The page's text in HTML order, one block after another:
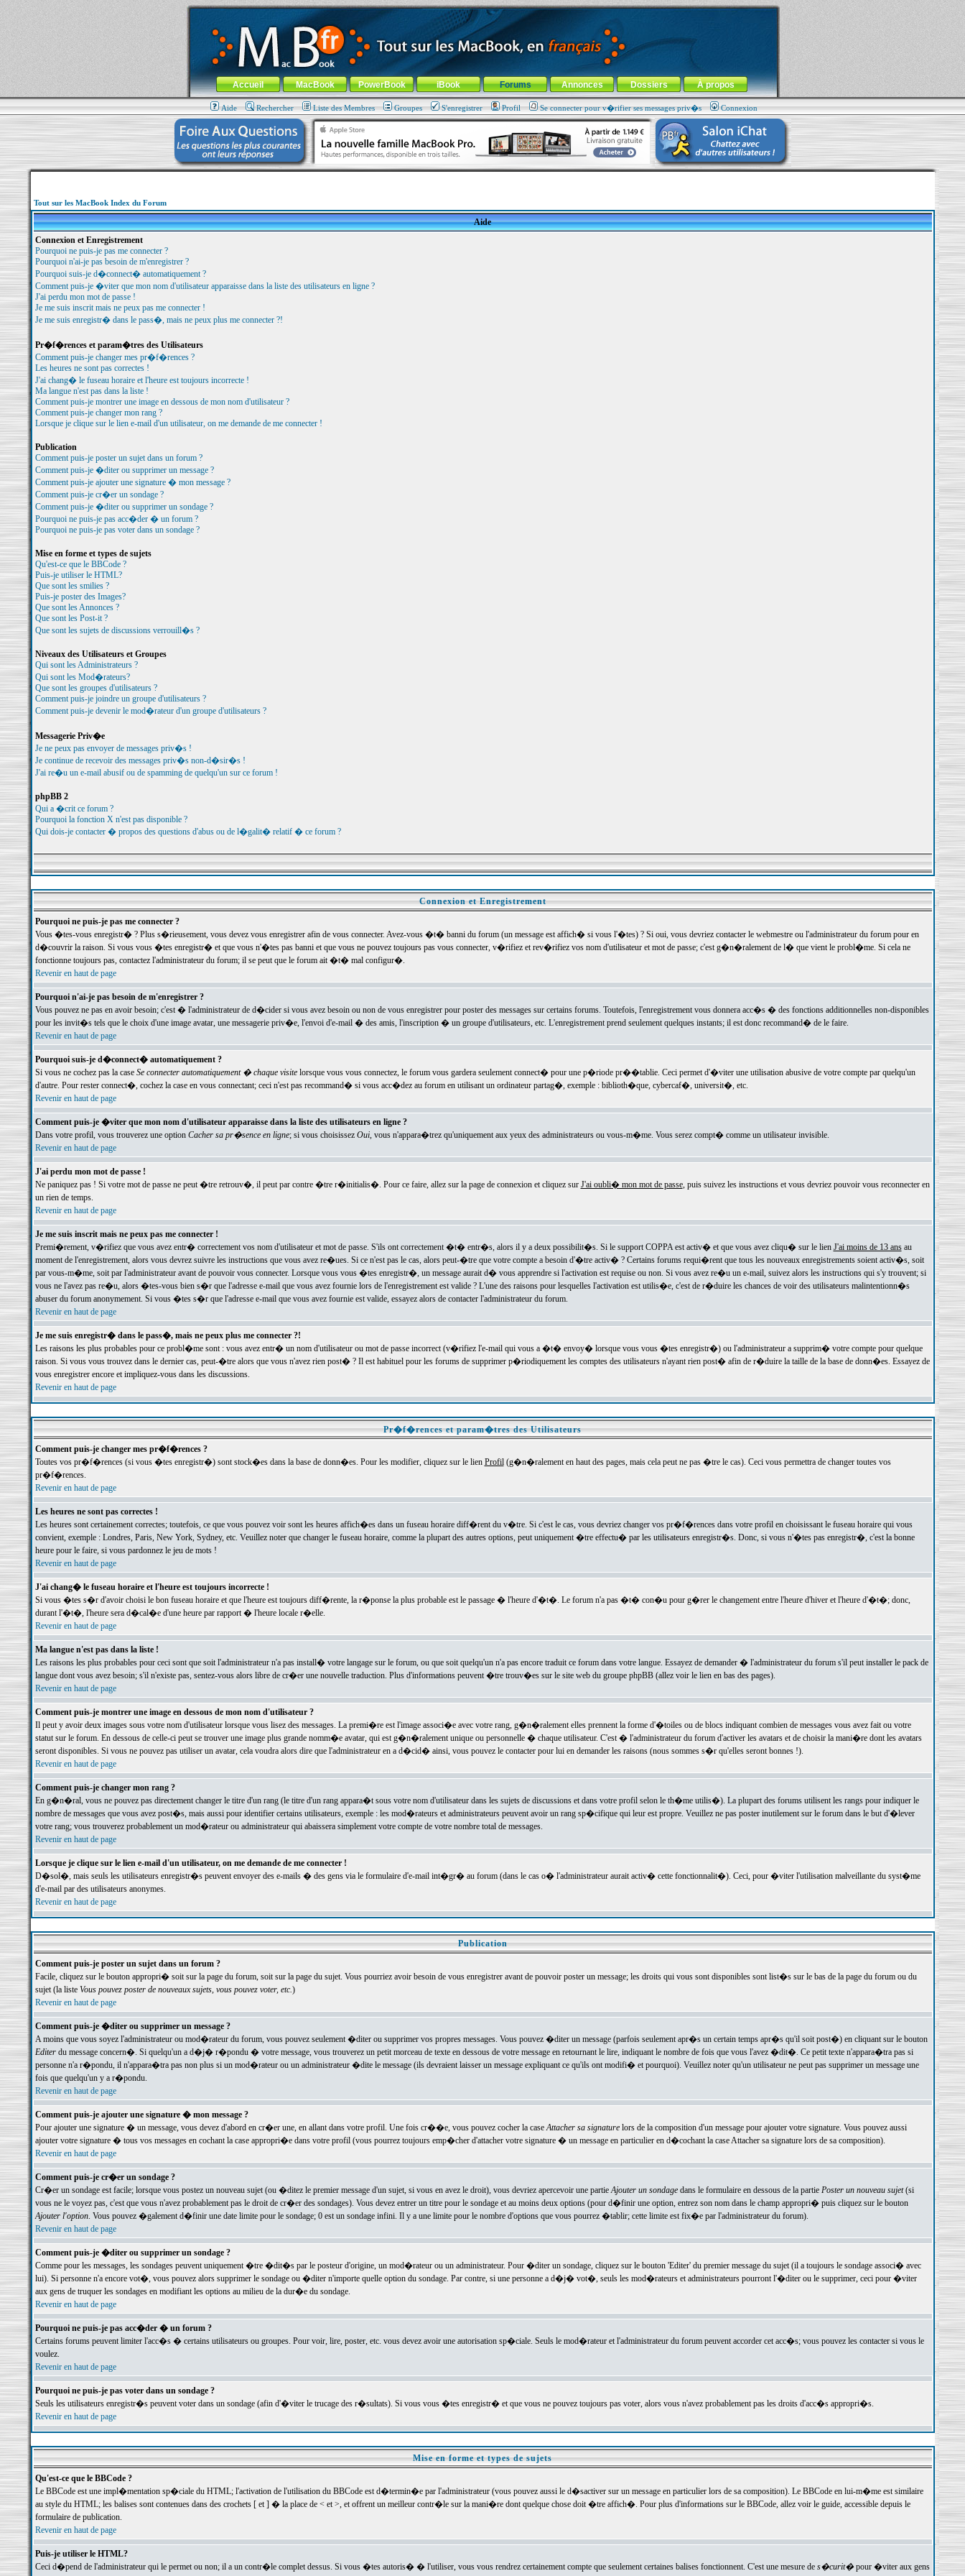
MacBook-fr.com : 100% Apple... 100% nomade !
Aller au contenu-Aller au menu général-Aller au menu de la rubrique
Menu général
Accueil MacBook PowerBook iBook Forums Annonces Dossiers À propos
Aide Rechercher Liste des Membres Groupes S'enregistrer Profil Se connecter pour v�rifier ses messages priv�s Connexion
Tout sur les MacBook Index du Forum
Aide
Connexion et Enregistrement
Pourquoi ne puis-je pas me connecter ?
Pourquoi n'ai-je pas besoin de m'enregistrer ?
Pourquoi suis-je d�connect� automatiquement ?
Comment puis-je �viter que mon nom d'utilisateur apparaisse dans la liste des utilisateurs en ligne ?
J'ai perdu mon mot de passe !
Je me suis inscrit mais ne peux pas me connecter !
Je me suis enregistr� dans le pass�, mais ne peux plus me connecter ?!
Pr�f�rences et param�tres des Utilisateurs
Comment puis-je changer mes pr�f�rences ?
Les heures ne sont pas correctes !
J'ai chang� le fuseau horaire et l'heure est toujours incorrecte !
Ma langue n'est pas dans la liste !
Comment puis-je montrer une image en dessous de mon nom d'utilisateur ?
Comment puis-je changer mon rang ?
Lorsque je clique sur le lien e-mail d'un utilisateur, on me demande de me connecter !
Publication
Comment puis-je poster un sujet dans un forum ?
Comment puis-je �diter ou supprimer un message ?
Comment puis-je ajouter une signature � mon message ?
Comment puis-je cr�er un sondage ?
Comment puis-je �diter ou supprimer un sondage ?
Pourquoi ne puis-je pas acc�der � un forum ?
Pourquoi ne puis-je pas voter dans un sondage ?
Mise en forme et types de sujets
Qu'est-ce que le BBCode ?
Puis-je utiliser le HTML?
Que sont les smilies ?
Puis-je poster des Images?
Que sont les Annonces ?
Que sont les Post-it ?
Que sont les sujets de discussions verrouill�s ?
Niveaux des Utilisateurs et Groupes
Qui sont les Administrateurs ?
Qui sont les Mod�rateurs?
Que sont les groupes d'utilisateurs ?
Comment puis-je joindre un groupe d'utilisateurs ?
Comment puis-je devenir le mod�rateur d'un groupe d'utilisateurs ?
Messagerie Priv�e
Je ne peux pas envoyer de messages priv�s !
Je continue de recevoir des messages priv�s non-d�sir�s !
J'ai re�u un e-mail abusif ou de spamming de quelqu'un sur ce forum !
phpBB 2
Qui a �crit ce forum ?
Pourquoi la fonction X n'est pas disponible ?
Qui dois-je contacter � propos des questions d'abus ou de l�galit� relatif � ce forum ?
Connexion et Enregistrement
Pourquoi ne puis-je pas me connecter ?
Vous �tes-vous enregistr� ? Plus s�rieusement, vous devez vous enregistrer afin de vous connecter. Avez-vous �t� banni du forum (un message est affich� si vous l'�tes) ? Si oui, vous devriez contacter le webmestre ou l'administrateur du forum pour en
d�couvrir la raison. Si vous vous �tes enregistr� et que vous n'�tes pas banni et que vous ne pouvez toujours pas vous connecter, v�rifiez et rev�rifiez vos nom d'utilisateur et mot de passe; c'est g�n�ralement de l� que vient le probl�me. Si cela ne
fonctionne toujours pas, contactez l'administrateur du forum; il se peut que le forum ait �t� mal configur�.
Revenir en haut de page
Pourquoi n'ai-je pas besoin de m'enregistrer ?
Vous pouvez ne pas en avoir besoin; c'est � l'administrateur de d�cider si vous avez besoin ou non de vous enregistrer pour poster des messages sur certains forums. Toutefois, l'enregistrement vous donnera acc�s � des fonctions additionnelles non-disponibles
pour les invit�s tels que le choix d'une image avatar, une messagerie priv�e, l'envoi d'e-mail � des amis, l'inscription � un groupe d'utilisateurs, etc. L'enregistrement prend seulement quelques instants; il est donc recommand� de le faire.
Revenir en haut de page
Pourquoi suis-je d�connect� automatiquement ?
Si vous ne cochez pas la case Se connecter automatiquement � chaque visitelorsque vous vous connectez, le forum vous gardera seulement connect� pour une p�riode pr��tablie. Ceci permet d'�viter une utilisation abusive de votre compte par quelqu'un
d'autre. Pour rester connect�, cochez la case en vous connectant; ceci n'est pas recommand� si vous acc�dez au forum en utilisant un ordinateur partag�, exemple : biblioth�que, cybercaf�, universit�, etc.
Revenir en haut de page
Comment puis-je �viter que mon nom d'utilisateur apparaisse dans la liste des utilisateurs en ligne ?
Dans votre profil, vous trouverez une option Cacher sa pr�sence en ligne; si vous choisissez Oui, vous n'appara�trez qu'uniquement aux yeux des administrateurs ou vous-m�me. Vous serez compt� comme un utilisateur invisible.
Revenir en haut de page
J'ai perdu mon mot de passe !
Ne paniquez pas ! Si votre mot de passe ne peut �tre retrouv�, il peut par contre �tre r�initialis�. Pour ce faire, allez sur la page de connexion et cliquez sur J'ai oubli� mon mot de passe, puis suivez les instructions et vous devriez pouvoir vous reconnecter en
un rien de temps.
Revenir en haut de page
Je me suis inscrit mais ne peux pas me connecter !
Premi�rement, v�rifiez que vous avez entr� correctement vos nom d'utilisateur et mot de passe. S'ils ont correctement �t� entr�s, alors il y a deux possibilit�s. Si le support COPPA est activ� et que vous avez cliqu� sur le lien J'ai moins de 13 ansau
moment de l'enregistrement, alors vous devrez suivre les instructions que vous avez re�ues. Si ce n'est pas le cas, alors peut-�tre que votre compte a besoin d'�tre activ� ? Certains forums requi�rent que tous les nouveaux enregistrements soient activ�s, soit
par vous-m�me, soit par l'administrateur avant de pouvoir vous connecter. Lorsque vous vous �tes enregistr�, un message aurait d� vous apprendre si l'activation est requise ou non. Si vous avez re�u un e-mail, suivez alors les instructions qui s'y trouvent; si
vous ne l'avez pas re�u, alors �tes-vous bien s�r que l'adresse e-mail que vous avez fournie lors de l'enregistrement est valide ? L'une des raisons pour lesquelles l'activation est utilis�e, c'est de r�duire les chances de voir des utilisateurs malintentionn�s
abuser du forum anonymement. Si vous �tes s�r que l'adresse e-mail que vous avez fournie est valide, essayez alors de contacter l'administrateur du forum.
Revenir en haut de page
Je me suis enregistr� dans le pass�, mais ne peux plus me connecter ?!
Les raisons les plus probables pour ce probl�me sont : vous avez entr� un nom d'utilisateur ou mot de passe incorrect (v�rifiez l'e-mail qui vous a �t� envoy� lorsque vous vous �tes enregistr�) ou l'administrateur a supprim� votre compte pour quelque
raison. Si vous vous trouvez dans le dernier cas, peut-�tre alors que vous n'avez rien post� ? Il est habituel pour les forums de supprimer p�riodiquement les comptes des utilisateurs n'ayant rien post� afin de r�duire la taille de la base de donn�es. Essayez de
vous enregistrer encore et impliquez-vous dans les discussions.
Revenir en haut de page
Pr�f�rences et param�tres des Utilisateurs
Comment puis-je changer mes pr�f�rences ?
Toutes vos pr�f�rences (si vous �tes enregistr�) sont stock�es dans la base de donn�es. Pour les modifier, cliquez sur le lien Profil(g�n�ralement en haut des pages, mais cela peut ne pas �tre le cas). Ceci vous permettra de changer toutes vos
pr�f�rences.
Revenir en haut de page
Les heures ne sont pas correctes !
Les heures sont certainement correctes; toutefois, ce que vous pouvez voir sont les heures affich�es dans un fuseau horaire diff�rent du v�tre. Si c'est le cas, vous devriez changer vos pr�f�rences dans votre profil en choisissant le fuseau horaire qui vous
convient, exemple : Londres, Paris, New York, Sydney, etc. Veuillez noter que changer le fuseau horaire, comme la plupart des autres options, peut uniquement �tre effectu� par les utilisateurs enregistr�s. Donc, si vous n'�tes pas enregistr�, c'est la bonne
heure pour le faire, si vous pardonnez le jeu de mots !
Revenir en haut de page
J'ai chang� le fuseau horaire et l'heure est toujours incorrecte !
Si vous �tes s�r d'avoir choisi le bon fuseau horaire et que l'heure est toujours diff�rente, la r�ponse la plus probable est le passage � l'heure d'�t�. Le forum n'a pas �t� con�u pour g�rer le changement entre l'heure d'hiver et l'heure d'�t�; donc,
durant l'�t�, l'heure sera d�cal�e d'une heure par rapport � l'heure locale r�elle.
Revenir en haut de page
Ma langue n'est pas dans la liste !
Les raisons les plus probables pour ceci sont que soit l'administrateur n'a pas install� votre langage sur le forum, ou que soit quelqu'un n'a pas encore traduit ce forum dans votre langue. Essayez de demander � l'administrateur du forum s'il peut installer le pack de
langue dont vous avez besoin; s'il n'existe pas, sentez-vous alors libre de cr�er une nouvelle traduction. Plus d'informations peuvent �tre trouv�es sur le site web du groupe phpBB (allez voir le lien en bas des pages).
Revenir en haut de page
Comment puis-je montrer une image en dessous de mon nom d'utilisateur ?
Il peut y avoir deux images sous votre nom d'utilisateur lorsque vous lisez des messages. La premi�re est l'image associ�e avec votre rang, g�n�ralement elles prennent la forme d'�toiles ou de blocs indiquant combien de messages vous avez fait ou votre
statut sur le forum. En dessous de celle-ci peut se trouver une image plus grande nomm�e avatar, qui est g�n�ralement unique ou personnelle � chaque utilisateur. C'est � l'administrateur du forum d'activer les avatars et de choisir la mani�re dont les avatars
seront disponibles. Si vous ne pouvez pas utiliser un avatar, cela voudra alors dire que l'administrateur en a d�cid� ainsi, vous pouvez le contacter pour lui en demander les raisons (nous sommes s�r qu'elles seront bonnes !).
Revenir en haut de page
Comment puis-je changer mon rang ?
En g�n�ral, vous ne pouvez pas directement changer le titre d'un rang (le titre d'un rang appara�t sous votre nom d'utilisateur dans les sujets de discussions et dans votre profil selon le th�me utilis�). La plupart des forums utilisent les rangs pour indiquer le
nombre de messages que vous avez post�s, mais aussi pour identifier certains utilisateurs, exemple : les mod�rateurs et administrateurs peuvent avoir un rang sp�cifique qui leur est propre. Veuillez ne pas poster inutilement sur le forum dans le but d'�lever
votre rang; vous trouverez probablement un mod�rateur ou administrateur qui abaissera simplement votre compte de votre nombre total de messages.
Revenir en haut de page
Lorsque je clique sur le lien e-mail d'un utilisateur, on me demande de me connecter !
D�sol�, mais seuls les utilisateurs enregistr�s peuvent envoyer des e-mails � des gens via le formulaire d'e-mail int�gr� au forum (dans le cas o� l'administrateur aurait activ� cette fonctionnalit�). Ceci, pour �viter l'utilisation malveillante du syst�me
d'e-mail par des utilisateurs anonymes.
Revenir en haut de page
Publication
Comment puis-je poster un sujet dans un forum ?
Facile, cliquez sur le bouton appropri� soit sur la page du forum, soit sur la page du sujet. Vous pourriez avoir besoin de vous enregistrer avant de pouvoir poster un message; les droits qui vous sont disponibles sont list�s sur le bas de la page du forum ou du
sujet (la liste Vous pouvez poster de nouveaux sujets, vous pouvez voter, etc.)
Revenir en haut de page
Comment puis-je �diter ou supprimer un message ?
A moins que vous soyez l'administrateur ou mod�rateur du forum, vous pouvez seulement �diter ou supprimer vos propres messages. Vous pouvez �diter un message (parfois seulement apr�s un certain temps apr�s qu'il soit post�) en cliquant sur le bouton
Editerdu message concern�. Si quelqu'un a d�j� r�pondu � votre message, vous trouverez un petit morceau de texte en dessous de votre message en retournant le lire, indiquant le nombre de fois que vous l'avez �dit�. Ce petit texte n'appara�tra pas si
personne n'a r�pondu, il n'appara�tra pas non plus si un mod�rateur ou un administrateur �dite le message (ils devraient laisser un message expliquant ce qu'ils ont modifi� et pourquoi). Veuillez noter qu'un utilisateur ne peut pas supprimer un message une
fois que quelqu'un y a r�pondu.
Revenir en haut de page
Comment puis-je ajouter une signature � mon message ?
Pour ajouter une signature � un message, vous devez d'abord en cr�er une, en allant dans votre profil. Une fois cr��e, vous pouvez cocher la caseAttacher sa signaturelors de la composition d'un message pour ajouter votre signature. Vous pouvez aussi
ajouter votre signature � tous vos messages en cochant la case appropri�e dans votre profil (vous pourrez toujours emp�cher d'attacher votre signature � un message en particulier en d�cochant la case Attacher sa signature lors de sa composition).
Revenir en haut de page
Comment puis-je cr�er un sondage ?
Cr�er un sondage est facile; lorsque vous postez un nouveau sujet (ou �ditez le premier message d'un sujet, si vous en avez le droit), vous devriez apercevoir une partieAjouter un sondagedans le formulaire en dessous de la partie Poster un nouveau sujet(si
vous ne le voyez pas, c'est que vous n'avez probablement pas le droit de cr�er des sondages). Vous devez entrer un titre pour le sondage et au moins deux options (pour d�finir une option, entrez son nom dans le champ appropri� puis cliquez sur le bouton
Ajouter l'option. Vous pouvez �galement d�finir une date limite pour le sondage; 0 est un sondage infini. Il y a une limite pour le nombre d'options que vous pourrez �tablir; cette limite est fix�e par l'administrateur du forum).
Revenir en haut de page
Comment puis-je �diter ou supprimer un sondage ?
Comme pour les messages, les sondages peuvent uniquement �tre �dit�s par le posteur d'origine, un mod�rateur ou un administrateur. Pour �diter un sondage, cliquez sur le bouton 'Editer' du premier message du sujet (il a toujours le sondage associ� avec
lui). Si personne n'a encore vot�, vous pouvez alors supprimer le sondage ou �diter n'importe quelle option du sondage. Par contre, si une personne a d�j� vot�, seuls les mod�rateurs et administrateurs pourront l'�diter ou le supprimer, ceci pour �viter
aux gens de truquer les sondages en modifiant les options au milieu de la dur�e du sondage.
Revenir en haut de page
Pourquoi ne puis-je pas acc�der � un forum ?
Certains forums peuvent limiter l'acc�s � certains utilisateurs ou groupes. Pour voir, lire, poster, etc. vous devez avoir une autorisation sp�ciale. Seuls le mod�rateur et l'administrateur du forum peuvent accorder cet acc�s; vous pouvez les contacter si vous le
voulez.
Revenir en haut de page
Pourquoi ne puis-je pas voter dans un sondage ?
Seuls les utilisateurs enregistr�s peuvent voter dans un sondage (afin d'�viter le trucage des r�sultats). Si vous vous �tes enregistr� et que vous ne pouvez toujours pas voter, alors vous n'avez probablement pas les droits d'acc�s appropri�s.
Revenir en haut de page
Mise en forme et types de sujets
Qu'est-ce que le BBCode ?
Le BBCode est une impl�mentation sp�ciale du HTML; l'activation de l'utilisation du BBCode est d�termin�e par l'administrateur (vous pouvez aussi le d�sactiver sur un message en particulier lors de sa composition). Le BBCode en lui-m�me est similaire
au style du HTML; les balises sont contenues dans des crochets [ et ] � la place de < et >, et offrent un meilleur contr�le sur la mani�re dont quelque chose doit �tre affich�. Pour plus d'informations sur le BBCode, allez voir le guide, accessible depuis le
formulaire de publication.
Revenir en haut de page
Puis-je utiliser le HTML?
Ceci d�pend de l'administrateur qui le permet ou non; il a un contr�le complet dessus. Si vous �tes autoris� � l'utiliser, vous vous rendrez certainement compte que seulement certaines balises fonctionnent. C'est une mesure de s�curit�pour �viter aux gens